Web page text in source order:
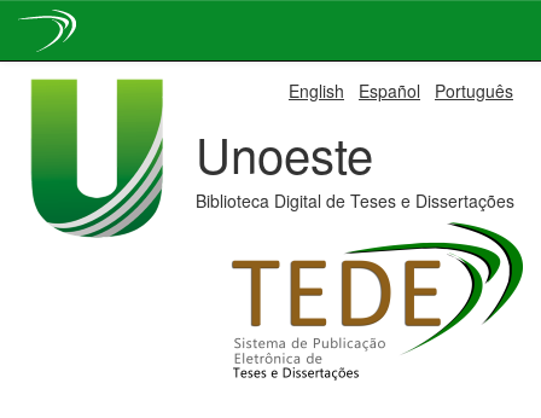
English Español Português
Unoeste
Biblioteca Digital de Teses e Dissertações